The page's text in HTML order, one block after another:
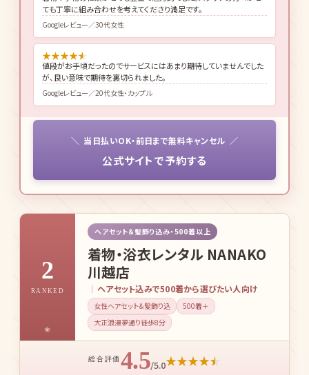
ても丁寧に組み合わせを考えてくださり満足です。
Googleレビュー／30代女性
★★★★★
値段がお手頃だったのでサービスにはあまり期待していませんでした
が、良い意味で期待を裏切られました。
Googleレビュー／20代女性・カップル
当日払いOK・前日まで無料キャンセル
公式サイトで予約する
2
RANKED
ヘアセット＆髪飾り込み・500着以上
着物・浴衣レンタル NANAKO
川越店
ヘアセット込みで500着から選びたい人向け
女性ヘアセット＆髪飾り込
500着＋
大正浪漫夢通り徒歩8分
総合評価 4.5/5.0★★★★★